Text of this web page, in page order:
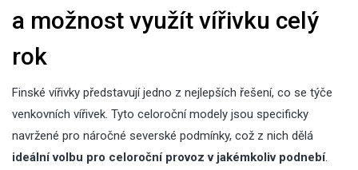
a možnost využít vířivku celý
rok
Finské vířivky představují jedno z nejlepších řešení, co se týče
venkovních vířivek. Tyto celoroční modely jsou specificky
navržené pro náročné severské podmínky, což z nich dělá
ideální volbu pro celoroční provoz v jakémkoliv podnebí.